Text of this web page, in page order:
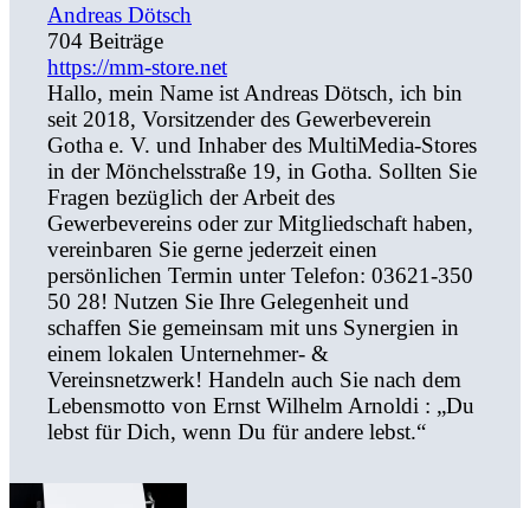
Andreas Dötsch
704 Beiträge
https://mm-store.net
Hallo, mein Name ist Andreas Dötsch, ich bin
seit 2018, Vorsitzender des Gewerbeverein
Gotha e. V. und Inhaber des MultiMedia-Stores
in der Mönchelsstraße 19, in Gotha. Sollten Sie
Fragen bezüglich der Arbeit des
Gewerbevereins oder zur Mitgliedschaft haben,
vereinbaren Sie gerne jederzeit einen
persönlichen Termin unter Telefon: 03621-350
50 28! Nutzen Sie Ihre Gelegenheit und
schaffen Sie gemeinsam mit uns Synergien in
einem lokalen Unternehmer- &
Vereinsnetzwerk! Handeln auch Sie nach dem
Lebensmotto von Ernst Wilhelm Arnoldi : „Du
lebst für Dich, wenn Du für andere lebst.“